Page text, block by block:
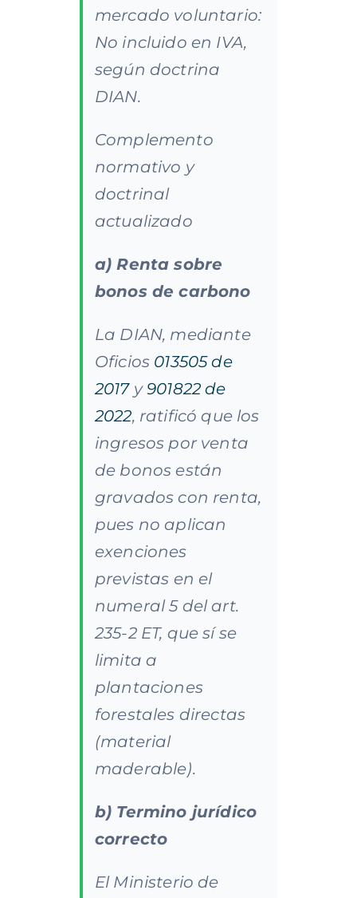
mercado voluntario:
No incluido en IVA,
según doctrina
DIAN.
Complemento
normativo y
doctrinal
actualizado
a) Renta sobre
bonos de carbono
La DIAN, mediante
Oficios 013505 de
2017y 901822 de
2022, ratificó que los
ingresos por venta
de bonos están
gravados con renta,
pues no aplican
exenciones
previstas en el
numeral 5 del art.
235-2 ET, que sí se
limita a
plantaciones
forestales directas
(material
maderable).
b) Termino jurídico
correcto
El Ministerio de